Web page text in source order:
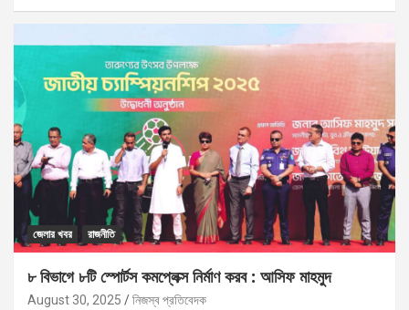
জেলার খবর রাজনীতি
৮ বিভাগে ৮টি স্পোর্টস কমপ্লেক্স নির্মাণ করব : আসিফ মাহমুদ
August 30, 2025 নিজস্ব প্রতিবেদক